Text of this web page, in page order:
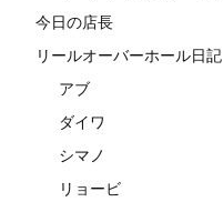
今日の店長
リールオーバーホール日記
アブ
ダイワ
シマノ
リョービ